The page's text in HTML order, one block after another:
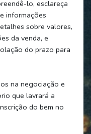
lo, esclareça
informações
sobre valores,
da venda, e
do prazo para
na negociação e
que lavrará a
do bem no